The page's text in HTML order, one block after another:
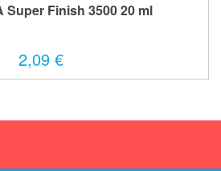
Super Finish 3500 20 ml
2,09 €